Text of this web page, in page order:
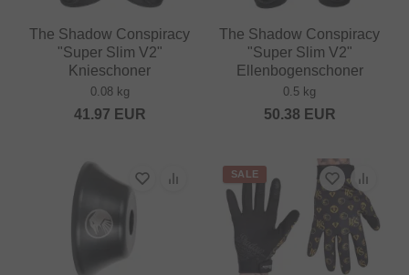
The Shadow Conspiracy
"Super Slim V2"
Knieschoner
0.08 kg
41.97 EUR
The Shadow Conspiracy
"Super Slim V2"
Ellenbogenschoner
0.5 kg
50.38 EUR
SALE